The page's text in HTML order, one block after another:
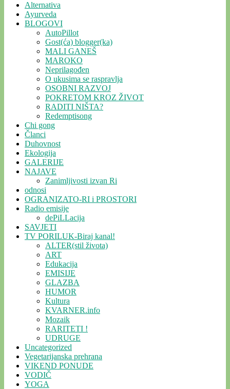
Alternativa
Ayurveda
BLOGOVI
AutoPillot
Gost(ća) blogger(ka)
MALI GANEŠ
MAROKO
Neprilagođen
O ukusima se raspravlja
OSOBNI RAZVOJ
POKRETOM KROZ ŽIVOT
RADITI NIŠTA?
Redemptisong
Chi gong
Članci
Duhovnost
Ekologija
GALERIJE
NAJAVE
Zanimljivosti izvan Ri
odnosi
OGRANIZATO-RI i PROSTORI
Radio emisije
dePiLLacija
SAVJETI
TV PORILUK-Biraj kanal!
ALTER(stil života)
ART
Edukacija
EMISIJE
GLAZBA
HUMOR
Kultura
KVARNER.info
Mozaik
RARITETI !
UDRUGE
Uncategorized
Vegetarijanska prehrana
VIKEND PONUDE
VODIČ
YOGA